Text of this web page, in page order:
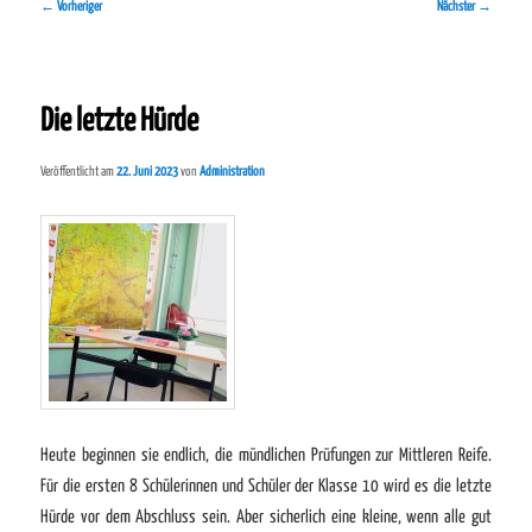
Beitragsnavigation
← Vorheriger Nächster →
Die letzte Hürde
Veröffentlicht am22. Juni 2023vonAdministration
Heute beginnen sie endlich, die mündlichen Prüfungen zur Mittleren Reife.
Für die ersten 8 Schülerinnen und Schüler der Klasse 10 wird es die letzte
Hürde vor dem Abschluss sein. Aber sicherlich eine kleine, wenn alle gut